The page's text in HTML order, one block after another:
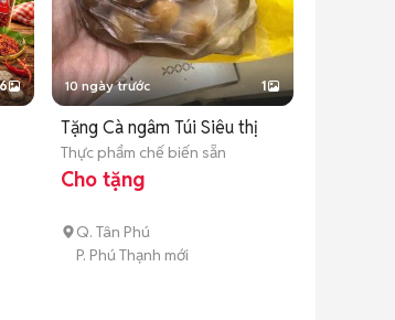
10 ngày trước 1
Tặng Cà ngâm Túi Siêu thị
Thực phẩm chế biến sẵn
Cho tặng
Q. Tân Phú
P. Phú Thạnh mới